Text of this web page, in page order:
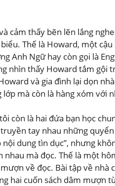
cảm thấy bẽn lẽn lắng
Thế là Howard, một
Anh Ngữ hay còn gọi là
nhìn thấy Howard tắm gội
và gia đình lại dọn
lớp mà còn là hàng xóm với
còn là hai đứa bạn học
tay nhau những
dung tìn dục”, nhưng
mà đọc. Thế là một
về đọc. Bài tập về nhà
hai cuốn sách dâm mượn